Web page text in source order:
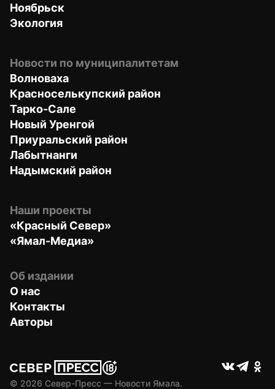
Ноябрьск
Экология
Новости по муниципалитетам
Волноваха
Красноселькупский район
Тарко-Сале
Новый Уренгой
Приуральский район
Лабытнанги
Надымский район
Наши проекты
«Красный Север»
«Ямал-Медиа»
Об издании
О нас
Контакты
Авторы
© 2026 Север-Пресс — Новости Ямала.